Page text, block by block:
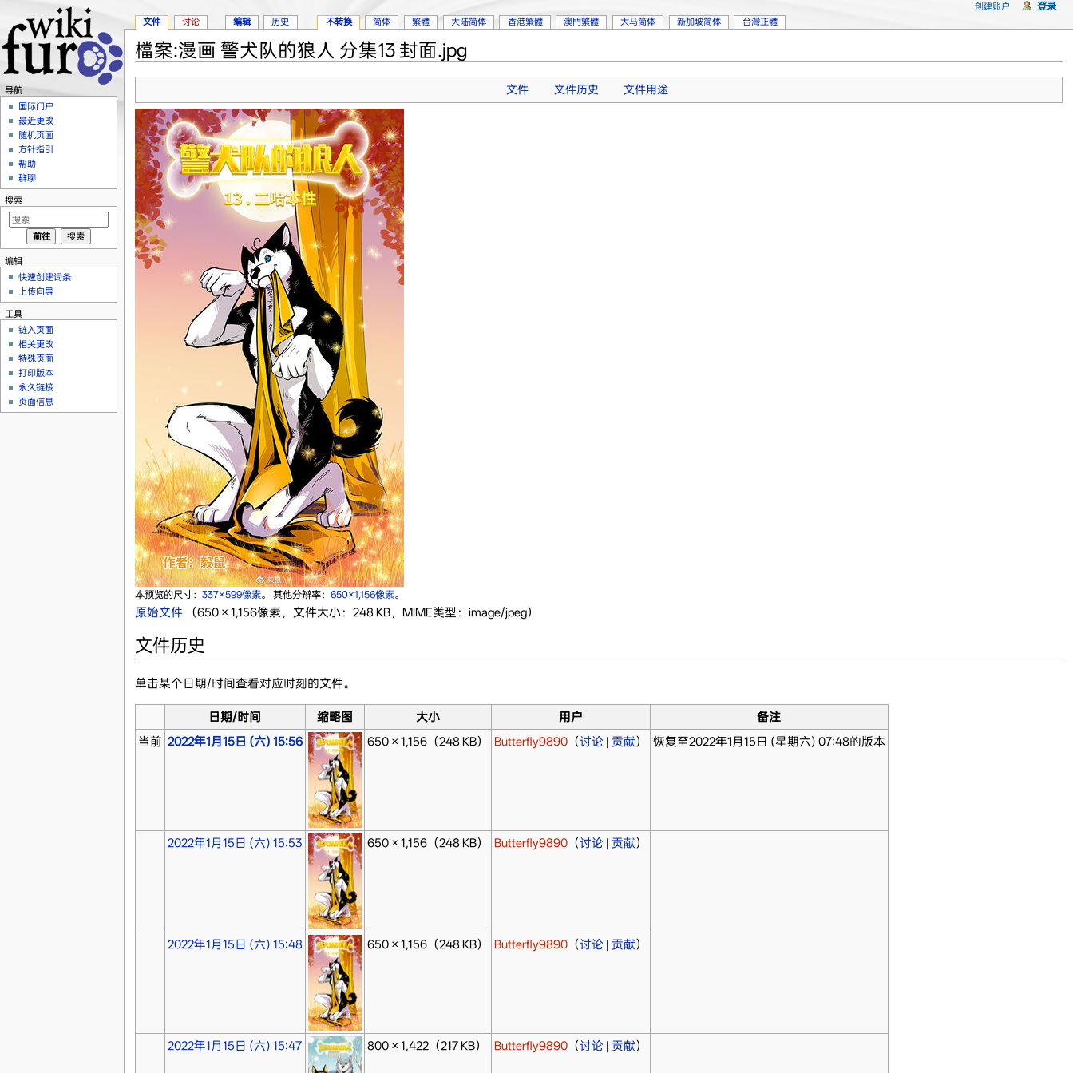
檔案:漫画 警犬队的狼人 分集13 封面.jpg
文件 文件历史 文件用途
本预览的尺寸： 337×599像素。 其他分辨率： 650×1,156像素。
原始文件‎ （650 × 1,156像素，文件大小：248 KB，MIME类型：image/jpeg）
文件历史
单击某个日期/时间查看对应时刻的文件。
日期/时间 缩略图 大小 用户
备注
当前 2022年1月15日 (六) 15:56 650 × 1,156（248 KB） Butterfly9890（讨论| 贡献） 恢复至2022年1月15日 (星期六) 07:48的版本
2022年1月15日 (六) 15:53 650 × 1,156（248 KB） Butterfly9890（讨论| 贡献）
2022年1月15日 (六) 15:48 650 × 1,156（248 KB） Butterfly9890（讨论| 贡献）
2022年1月15日 (六) 15:47 800 × 1,422（217 KB） Butterfly9890（讨论| 贡献）
文件 讨论 编辑 历史 不转换 简体 繁體 大陆简体 香港繁體 澳門繁體 大马简体 新加坡简体 台灣正體
创建账户 登录
导航
国际门户
最近更改
随机页面
方针指引
帮助
群聊
搜索
编辑
快速创建词条
上传向导
工具
链入页面
相关更改
特殊页面
打印版本
永久链接
页面信息